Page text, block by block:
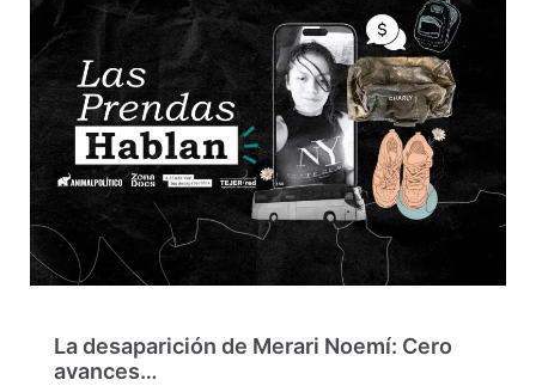
La desaparición de Merari Noemí: Cero
avances…